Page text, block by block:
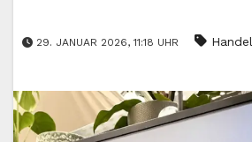
29. JANUAR 2026, 11:18 UHR Handel